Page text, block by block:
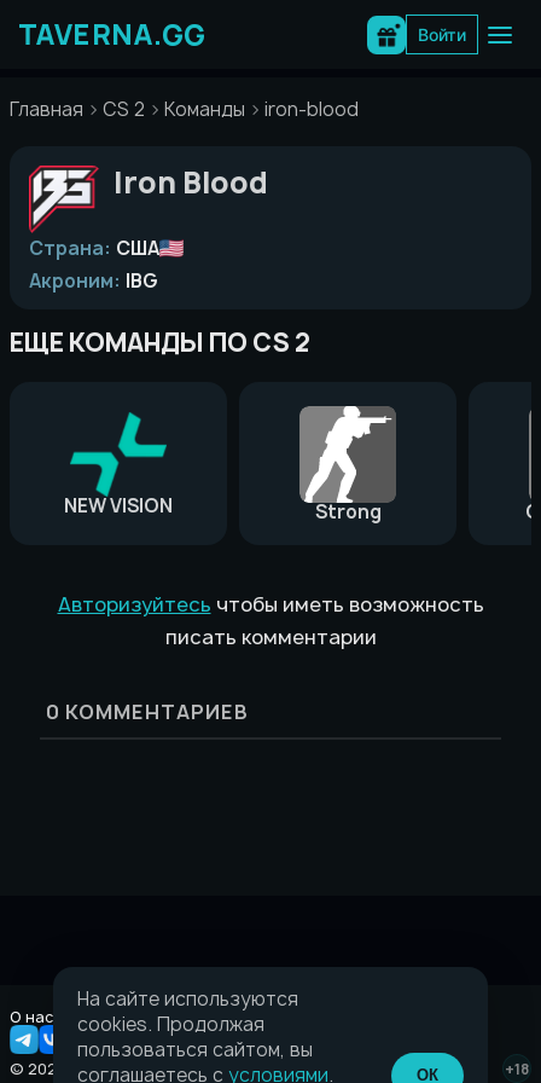
содержимому
Войти
Главная CS 2 Команды iron-blood
Iron Blood
Страна: США
Акроним: IBG
ЕЩЕ КОМАНДЫ ПО CS 2
NEW VISION Strong
Авторизуйтесь чтобы иметь возможность
писать комментарии
0 КОММЕНТАРИЕВ
О нас Правовая информация
© 2026 Taverna.gg
+18
На сайте используются
cookies. Продолжая
пользоваться сайтом, вы
соглашаетесь с условиями. ОК